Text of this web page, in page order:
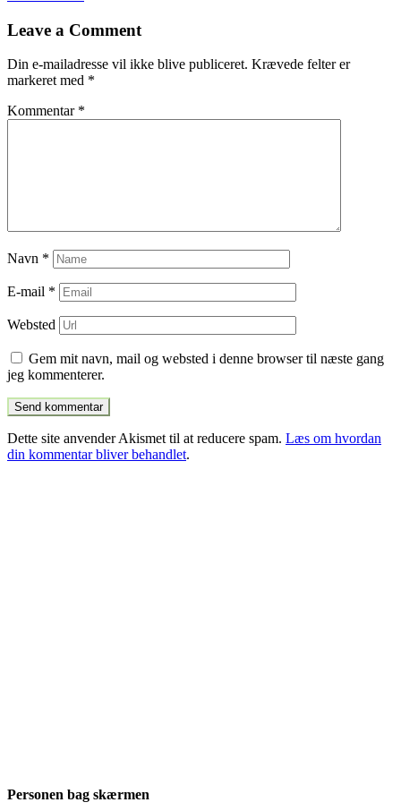
til
Leave a Comment
Din e-mailadresse vil ikke blive publiceret. Krævede felter er
markeret med *
Kommentar *
Navn *
E-mail *
Websted
Gem mit navn, mail og websted i denne browser til næste gang
jeg kommenterer.
Dette site anvender Akismet til at reducere spam. Læs om hvordan
din kommentar bliver behandlet.
Personen bag skærmen